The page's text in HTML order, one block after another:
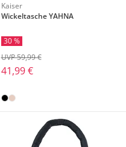
Kaiser
Wickeltasche YAHNA
30 %
41,99 €
UVP 59,99 €